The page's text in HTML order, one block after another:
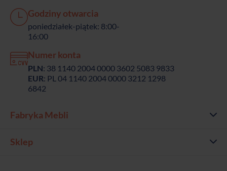
Godziny otwarcia
poniedziałek-piątek: 8:00-
16:00
Numer konta
PLN: 38 1140 2004 0000 3602 5083 9833
EUR: PL 04 1140 2004 0000 3212 1298
6842
Fabryka Mebli
Sklep